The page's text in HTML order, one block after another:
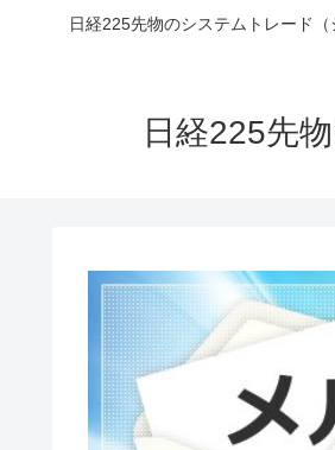
日経225先物のシステムトレード
日経225先